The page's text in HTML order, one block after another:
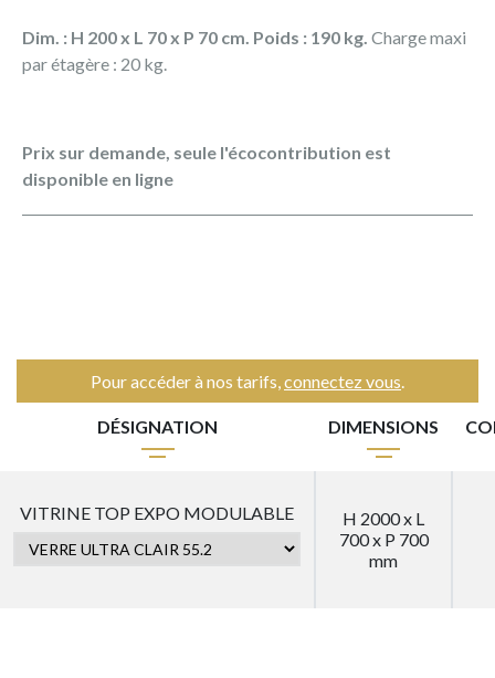
Dim. : H 200 x L 70 x P 70 cm. Poids : 190 kg. Charge maxi
par étagère : 20 kg.
Prix sur demande, seule l'écocontribution est
disponible en ligne
Pour accéder à nos tarifs,connectez vous.
DÉSIGNATION DIMENSIONS
VITRINE TOP EXPO MODULABLE
H 2000 x L
700 x P 700
mm